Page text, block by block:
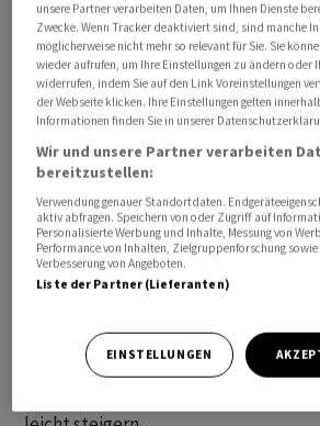
am Dienstag in Neubiberg bei
hatteInfineoneinen mittleren
in Aussicht gestellt. Erst im Mai
seine Prognose wegen des
der US-Zölle gesenkt. Der Umsatz
MilliardenEuro leicht sinken.
Im dritten Quartal (per Ende Juni)
drei Prozent im Vergleich zum
MilliardenEuro. Der schwächere US-
dabei das Wachstum. Der Abbau der
erklärte Konzernchef Jochen
weiterhin im Geschäft mit Servern
unsere Partner verarbeiten Daten, um Ihnen Dienste
Zwecke. Wenn Tracker deaktiviert sind, sind manche
möglicherweise nicht mehr so relevant für Sie. Sie
wieder aufrufen, um Ihre Einstellungen zu ändern oder
widerrufen, indem Sie auf den Link Voreinstellungen
der Webseite klicken. Ihre Einstellungen gelten
Informationen finden Sie in unserer
Wir und unsere Partner verarbeiten
bereitzustellen:
Verwendung genauer Standortdaten.
aktiv abfragen. Speichern von oder Zugriff auf
Personalisierte Werbung und Inhalte, Messung von
Performance von Inhalten, Zielgruppenforschung
Verbesserung von Angeboten.
Liste der Partner (Lieferanten)
EINSTELLUNGEN